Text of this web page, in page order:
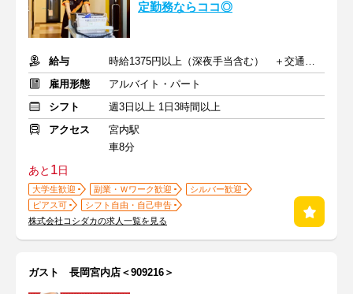
定勤務ならココ◎
給与
時給1375円以上（深夜手当含む） ＋交通費支給
雇用形態
アルバイト・パート
シフト
週3日以上 1日3時間以上
アクセス
宮内駅
車8分
あと 1日
大学生歓迎 副業・Ｗワーク歓迎
シルバー歓迎
ピアス可
シフト自由・自己申告
株式会社コシダカの求人一覧を見る
ガスト 長岡宮内店＜909216＞